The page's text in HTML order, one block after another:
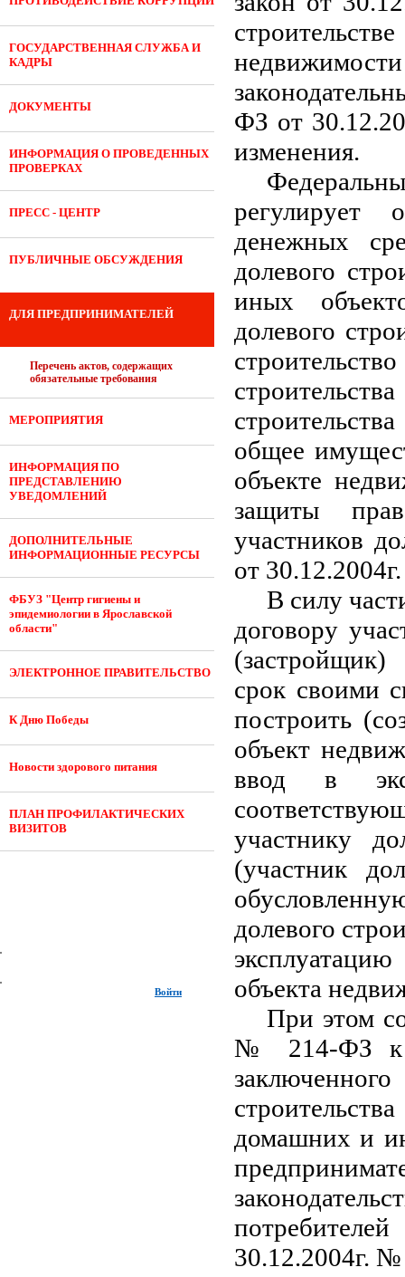
ГОСУДАРСТВЕННАЯ СЛУЖБА И
КАДРЫ
ДОКУМЕНТЫ
ИНФОРМАЦИЯ О ПРОВЕДЕННЫХ
ПРОВЕРКАХ
ПРЕСС - ЦЕНТР
ПУБЛИЧНЫЕ ОБСУЖДЕНИЯ
ДЛЯ ПРЕДПРИНИМАТЕЛЕЙ
Перечень актов, содержащих
обязательные требования
МЕРОПРИЯТИЯ
ИНФОРМАЦИЯ ПО
ПРЕДСТАВЛЕНИЮ
УВЕДОМЛЕНИЙ
ДОПОЛНИТЕЛЬНЫЕ
ИНФОРМАЦИОННЫЕ РЕСУРСЫ
ФБУЗ "Центр гигиены и
эпидемиологии в Ярославской
области"
ЭЛЕКТРОННОЕ ПРАВИТЕЛЬСТВО
К Дню Победы
Новости здорового питания
ПЛАН ПРОФИЛАКТИЧЕСКИХ
ВИЗИТОВ
Войти
ФЗ от
изменения.
регулирует
денежных
долевого
иных
долевого
общее
объекте
защиты
участников
от
В силу
договору
(застройщик)
срок своими
построить
объект
ввод в
участнику
(участник
долевого
объекта
При этом
№ 214-ФЗ к
домашних и
30.12.2004г.